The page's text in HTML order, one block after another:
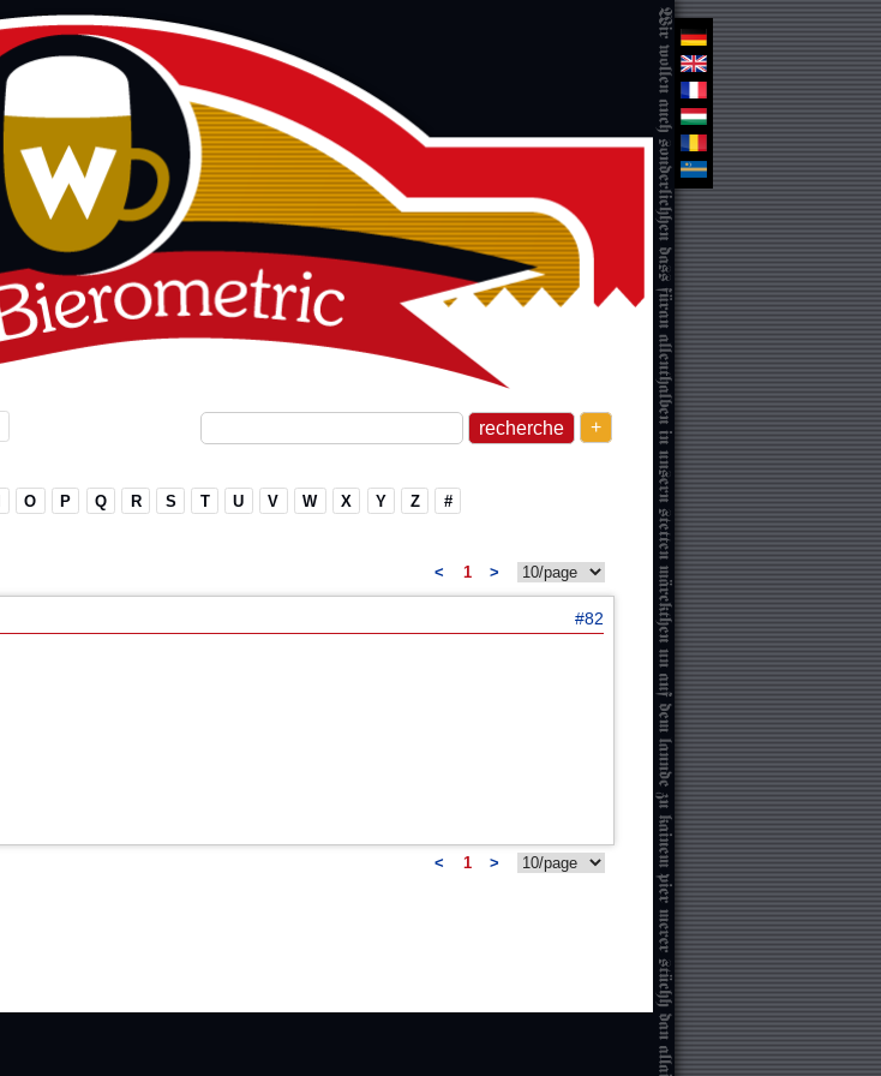
+
O P Q R S T U V W X Y Z #
< 1 >
#82
< 1 >